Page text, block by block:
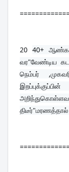
20 40+ ஆண்கள்
வர"வேண்டிய
நெம்பர்
திடீர்"மரணத்தால்